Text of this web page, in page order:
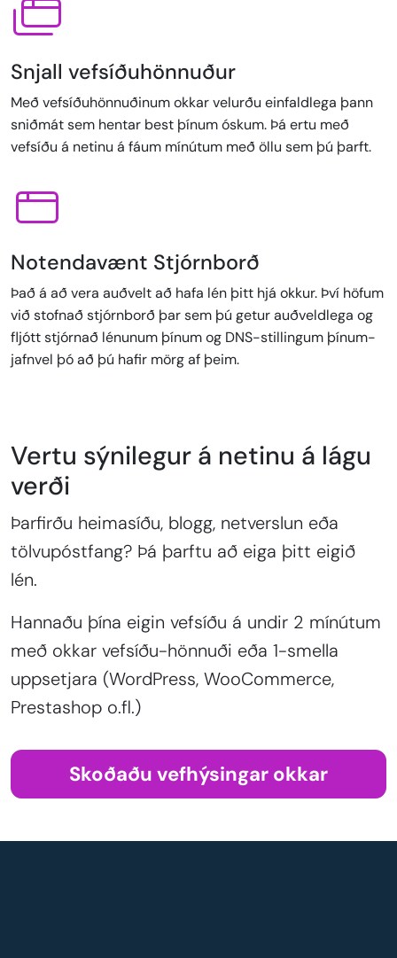
Snjall vefsíðuhönnuður
Með vefsíðuhönnuðinum okkar velurðu einfaldlega þann
sniðmát sem hentar best þínum óskum. Þá ertu með
vefsíðu á netinu á fáum mínútum með öllu sem þú þarft.
Notendavænt Stjórnborð
Það á að vera auðvelt að hafa lén þitt hjá okkur. Því höfum
við stofnað stjórnborð þar sem þú getur auðveldlega og
fljótt stjórnað lénunum þínum og DNS-stillingum þínum-
jafnvel þó að þú hafir mörg af þeim.
Vertu sýnilegur á netinu á lágu
verði
Þarfirðu heimasíðu, blogg, netverslun eða
tölvupóstfang? Þá þarftu að eiga þitt eigið
lén.
Hannaðu þína eigin vefsíðu á undir 2 mínútum
með okkar vefsíðu-hönnuði eða 1-smella
uppsetjara (WordPress, WooCommerce,
Prestashop o.fl.)
Skoðaðu vefhýsingar okkar